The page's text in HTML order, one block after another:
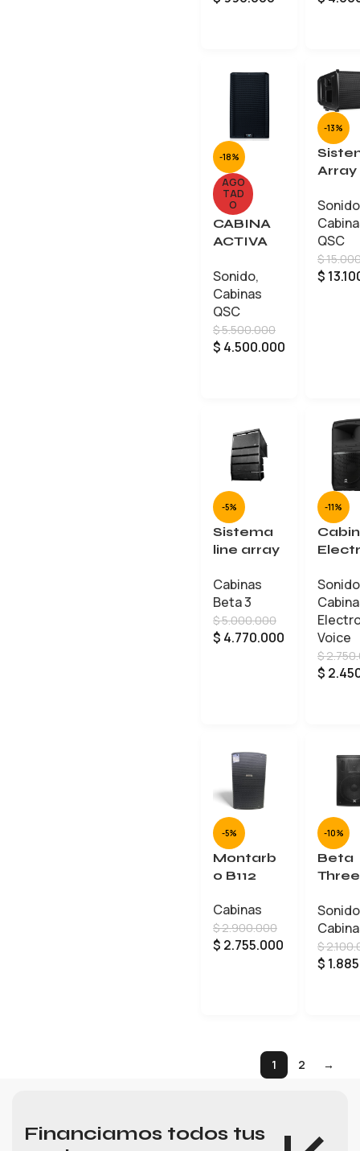
-18%
AGO
TAD
O
CABINA
ACTIVA
K12.2
Sonido,
Cabinas
QSC
$5.500.000
$ 4.500.000
-13%
Array
QSC
Sonido
QSC
$
$
-5%
Sistema
line array
BETA
THREE
compact
o
Cabinas
Beta 3
$5.000.000
$ 4.770.000
-11%
Sonido
Voice
$
$
-5%
Montarb
o B112
Cabinas
$2.900.000
$ 2.755.000
-10%
Beta
Three
Sonido
$
$
1 2 →
Financiamos todos tus